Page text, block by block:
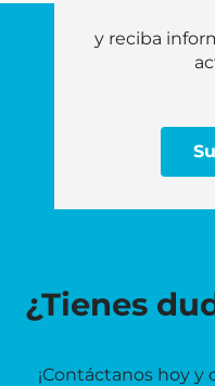
y reciba
¿Tienes
¡Contáctanos hoy y